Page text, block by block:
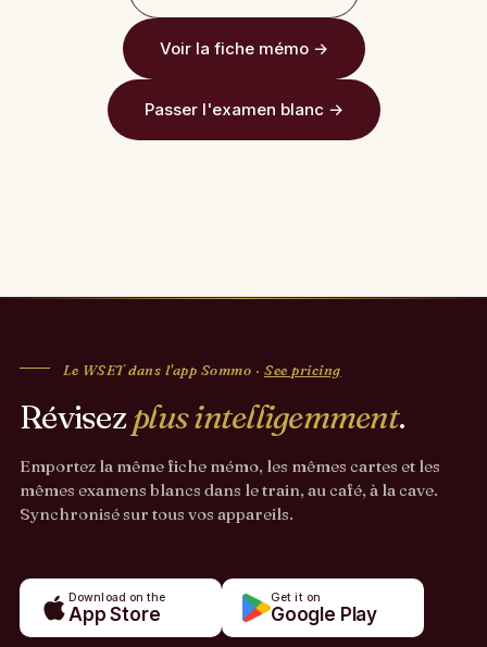
Voir la fiche mémo →
Passer l'examen blanc →
Le WSET dans l'app Sommo ·See pricing
Révisezplus intelligemment.
Emportez la même fiche mémo, les mêmes cartes et les
mêmes examens blancs dans le train, au café, à la cave.
Synchronisé sur tous vos appareils.
Download on the
App Store
Get it on
Google Play